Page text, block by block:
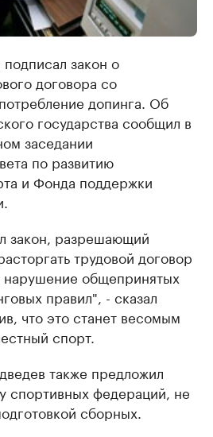
закон о
договора со
допинга. Об
государства сообщил в
заседании
по развитию
и Фонда поддержки
закон, разрешающий
трудовой договор
общепринятых
правил", - сказал
что это станет весомым
спорт.
также предложил
спортивных федераций, не
сборных.